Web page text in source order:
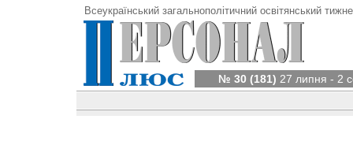
Всеукраїнський загальнополітичний освітянський
№ 30 (181) 27 липня - 2